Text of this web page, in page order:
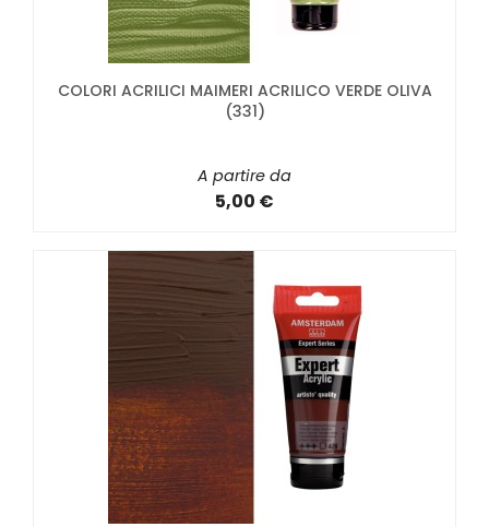
COLORI ACRILICI MAIMERI ACRILICO VERDE OLIVA
(331)
A partire da
5,00 €